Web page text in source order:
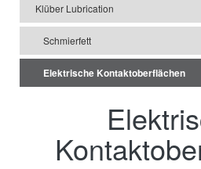
Klüber Lubrication
Schmierfett
Elektrische Kontaktoberflächen